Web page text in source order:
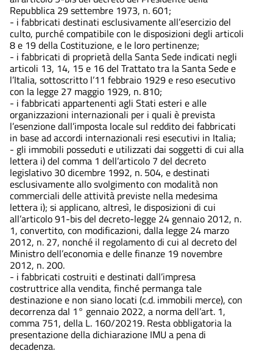
Repubblica 29 settembre 1973, n. 601;
- i fabbricati destinati esclusivamente all’esercizio del
culto, purché compatibile con le disposizioni degli articoli
8 e 19 della Costituzione, e le loro pertinenze;
- i fabbricati di proprietà della Santa Sede indicati negli
articoli 13, 14, 15 e 16 del Trattato tra la Santa Sede e
l’Italia, sottoscritto l’11 febbraio 1929 e reso esecutivo
con la legge 27 maggio 1929, n. 810;
- i fabbricati appartenenti agli Stati esteri e alle
organizzazioni internazionali per i quali è prevista
l’esenzione dall’imposta locale sul reddito dei fabbricati
in base ad accordi internazionali resi esecutivi in Italia;
- gli immobili posseduti e utilizzati dai soggetti di cui alla
lettera i) del comma 1 dell’articolo 7 del decreto
legislativo 30 dicembre 1992, n. 504, e destinati
esclusivamente allo svolgimento con modalità non
commerciali delle attività previste nella medesima
lettera i); si applicano, altresì, le disposizioni di cui
all’articolo 91-bis del decreto-legge 24 gennaio 2012, n.
1, convertito, con modificazioni, dalla legge 24 marzo
2012, n. 27, nonché il regolamento di cui al decreto del
Ministro dell’economia e delle finanze 19 novembre
2012, n. 200.
- i fabbricati costruiti e destinati dall’impresa
costruttrice alla vendita, finché permanga tale
destinazione e non siano locati (c.d. immobili merce), con
decorrenza dal 1° gennaio 2022, a norma dell’art. 1,
comma 751, della L. 160/20219. Resta obbligatoria la
presentazione della dichiarazione IMU a pena di
decadenza.